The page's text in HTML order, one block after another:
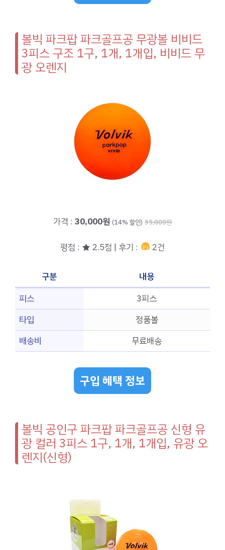
볼빅 파크팝 파크골프공 무광볼 비비드
3피스 구조 1구, 1개, 1개입, 비비드 무
광 오렌지
가격 : 30,000원 (14% 할인) 35,000원
평점 : ★ 2.5점 | 후기 : 2건
구분
내용
피스
3피스
타입
정품볼
배송비
무료배송
구입 혜택 정보
볼빅 공인구 파크팝 파크골프공 신형 유
광 컬러 3피스 1구, 1개, 1개입, 유광 오
렌지(신형)